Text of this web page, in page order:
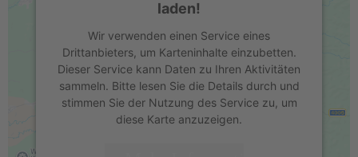
laden!
Wir verwenden einen Service eines
Drittanbieters, um Karteninhalte einzubetten.
Dieser Service kann Daten zu Ihren Aktivitäten
sammeln. Bitte lesen Sie die Details durch und
stimmen Sie der Nutzung des Service zu, um
diese Karte anzuzeigen.